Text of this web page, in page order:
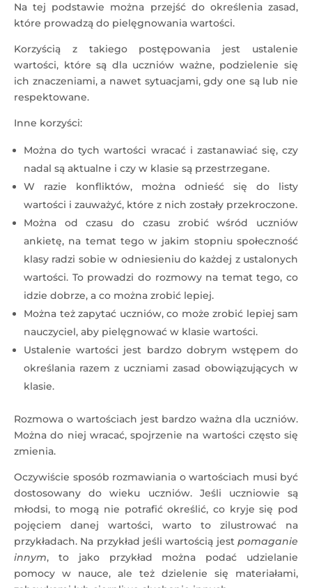
Na tej podstawie można przejść do określenia zasad,
które prowadzą do pielęgnowania wartości.
Korzyścią z takiego postępowania jest ustalenie
wartości, które są dla uczniów ważne, podzielenie się
ich znaczeniami, a nawet sytuacjami, gdy one są lub nie
respektowane.
Inne korzyści:
Można do tych wartości wracać i zastanawiać się, czy
nadal są aktualne i czy w klasie są przestrzegane.
W razie konfliktów, można odnieść się do listy
wartości i zauważyć, które z nich zostały przekroczone.
Można od czasu do czasu zrobić wśród uczniów
ankietę, na temat tego w jakim stopniu społeczność
klasy radzi sobie w odniesieniu do każdej z ustalonych
wartości. To prowadzi do rozmowy na temat tego, co
idzie dobrze, a co można zrobić lepiej.
Można też zapytać uczniów, co może zrobić lepiej sam
nauczyciel, aby pielęgnować w klasie wartości.
Ustalenie wartości jest bardzo dobrym wstępem do
określania razem z uczniami zasad obowiązujących w
klasie.
Rozmowa o wartościach jest bardzo ważna dla uczniów.
Można do niej wracać, spojrzenie na wartości często się
zmienia.
Oczywiście sposób rozmawiania o wartościach musi być
dostosowany do wieku uczniów. Jeśli uczniowie są
młodsi, to mogą nie potrafić określić, co kryje się pod
pojęciem danej wartości, warto to zilustrować na
przykładach. Na przykład jeśli wartością jest pomaganie
innym, to jako przykład można podać udzielanie
pomocy w nauce, ale też dzielenie się materiałami,